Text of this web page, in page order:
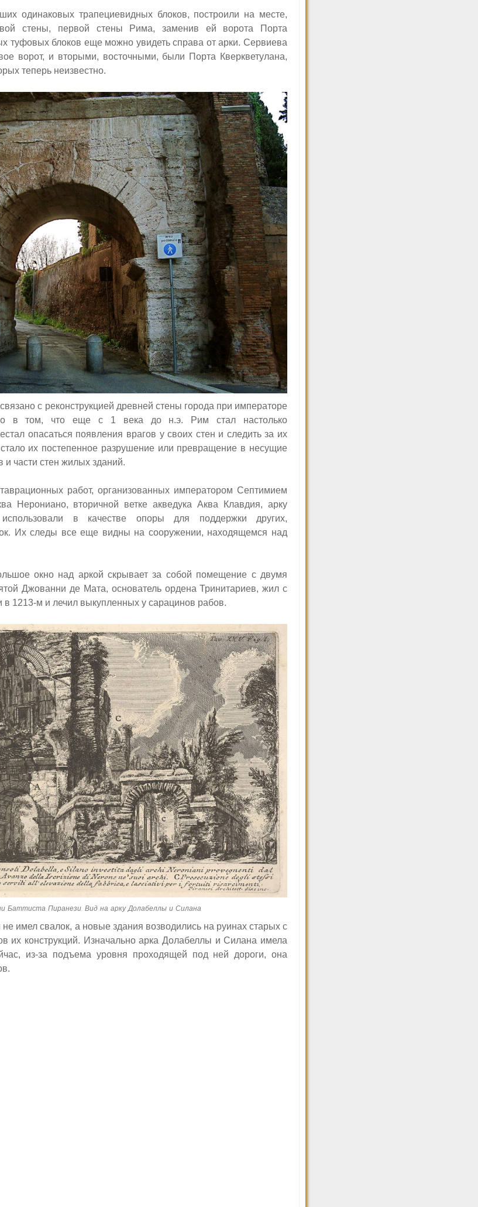
одинаковых трапециевидных блоков, построили на месте,
стены, первой стены Рима, заменив ей ворота Порта
туфовых блоков еще можно увидеть справа от арки. Сервиева
ворот, и вторыми, восточными, были Порта Кверкветулана,
теперь неизвестно.
с реконструкцией древней стены города при императоре
в том, что еще с 1 века до н.э. Рим стал настолько
опасаться появления врагов у своих стен и следить за их
их постепенное разрушение или превращение в несущие
и части стен жилых зданий.
работ, организованных императором Септимием
Нерониано, вторичной ветке акведука Аква Клавдия, арку
в качестве опоры для поддержки других,
Их следы все еще видны на сооружении, находящемся над
окно над аркой скрывает за собой помещение с двумя
Джованни де Мата, основатель ордена Тринитариев, жил с
в 1213-м и лечил выкупленных у сарацинов рабов.
Баттиста Пиранези. Вид на арку Долабеллы и Силана
имел свалок, а новые здания возводились на руинах старых с
их конструкций. Изначально арка Долабеллы и Силана имела
из-за подъема уровня проходящей под ней дороги, она